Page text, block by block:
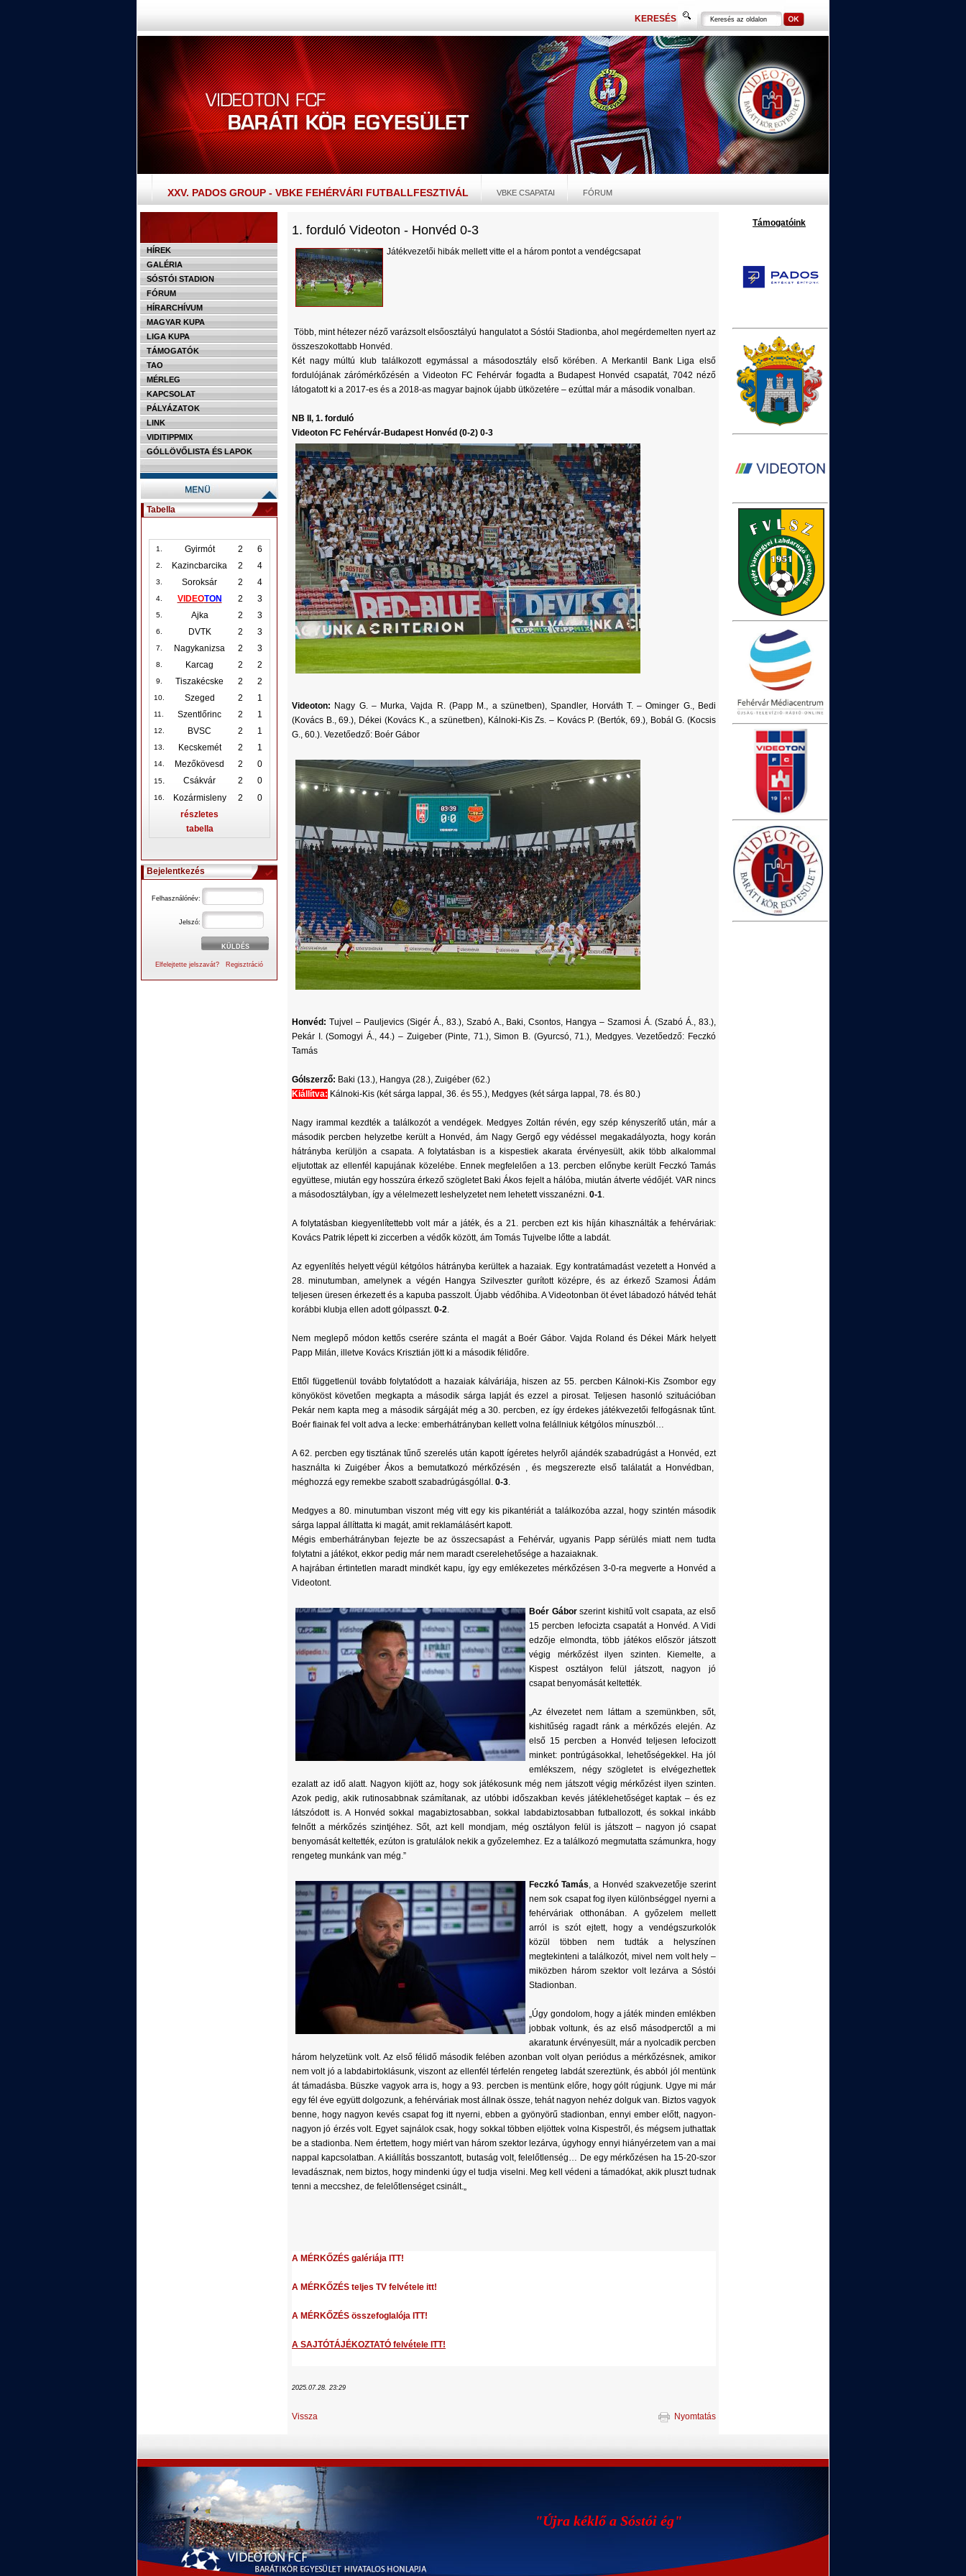
KERESÉS
XXV. PADOS GROUP - VBKE FEHÉRVÁRI FUTBALLFESZTIVÁL VBKE CSAPATAI FÓRUM
HÍREK
GALÉRIA
SÓSTÓI STADION
FÓRUM
HÍRARCHÍVUM
MAGYAR KUPA
LIGA KUPA
TÁMOGATÓK
TAO
MÉRLEG
KAPCSOLAT
PÁLYÁZATOK
LINK
VIDITIPPMIX
GÓLLÖVŐLISTA ÉS LAPOK
Tabella
1. Gyirmót 2 6
2. Kazincbarcika 2 4
3. Soroksár 2 4
4. VIDEOTON 2 3
5. Ajka 2 3
6. DVTK 2 3
7. Nagykanizsa 2 3
8. Karcag 2 2
9. Tiszakécske 2 2
10. Szeged 2 1
11. Szentlőrinc 2 1
12. BVSC 2 1
13. Kecskemét 2 1
14. Mezőkövesd 2 0
15. Csákvár 2 0
16. Kozármisleny 2
0
részletes
tabella
Bejelentkezés
Felhasználónév:
Jelszó:
Elfelejtette jelszavát? Regisztráció
1. forduló Videoton - Honvéd 0-3
Játékvezetői hibák mellett vitte el a három pontot a vendégcsapat
Több, mint hétezer néző varázsolt elsőosztályú hangulatot a Sóstói Stadionba, ahol megérdemelten nyert az
összeszokottabb Honvéd.
Két nagy múltú klub találkozott egymással a másodosztály első körében. A Merkantil Bank Liga első
fordulójának zárómérkőzésén a Videoton FC Fehérvár fogadta a Budapest Honvéd csapatát, 7042 néző
látogatott ki a 2017-es és a 2018-as magyar bajnok újabb ütközetére – ezúttal már a második vonalban.
NB II, 1. forduló
Videoton FC Fehérvár-Budapest Honvéd (0-2) 0-3
Videoton: Nagy G. – Murka, Vajda R. (Papp M., a szünetben), Spandler, Horváth T. – Ominger G., Bedi
(Kovács B., 69.), Dékei (Kovács K., a szünetben), Kálnoki-Kis Zs. – Kovács P. (Bertók, 69.), Bobál G. (Kocsis
G., 60.). Vezetőedző: Boér Gábor
Honvéd: Tujvel – Pauljevics (Sigér Á., 83.), Szabó A., Baki, Csontos, Hangya – Szamosi Á. (Szabó Á., 83.),
Pekár I. (Somogyi Á., 44.) – Zuigeber (Pinte, 71.), Simon B. (Gyurcsó, 71.), Medgyes. Vezetőedző: Feczkó
Tamás
Gólszerző: Baki (13.), Hangya (28.), Zuigéber (62.)
Kiállítva: Kálnoki-Kis (két sárga lappal, 36. és 55.), Medgyes (két sárga lappal, 78. és 80.)
Nagy irammal kezdték a találkozót a vendégek. Medgyes Zoltán révén, egy szép kényszerítő után, már a
második percben helyzetbe került a Honvéd, ám Nagy Gergő egy védéssel megakadályozta, hogy korán
hátrányba kerüljön a csapata. A folytatásban is a kispestiek akarata érvényesült, akik több alkalommal
eljutottak az ellenfél kapujának közelébe. Ennek megfelelően a 13. percben előnybe került Feczkó Tamás
együttese, miután egy hosszúra érkező szögletet Baki Ákos fejelt a hálóba, miután átverte védőjét. VAR nincs
a másodosztályban, így a vélelmezett leshelyzetet nem lehetett visszanézni. 0-1.
A folytatásban kiegyenlítettebb volt már a játék, és a 21. percben ezt kis híján kihasználták a fehérváriak:
Kovács Patrik lépett ki ziccerben a védők között, ám Tomás Tujvelbe lőtte a labdát.
Az egyenlítés helyett végül kétgólos hátrányba kerültek a hazaiak. Egy kontratámadást vezetett a Honvéd a
28. minutumban, amelynek a végén Hangya Szilveszter gurított középre, és az érkező Szamosi Ádám
teljesen üresen érkezett és a kapuba passzolt. Újabb védőhiba. A Videotonban öt évet lábadozó hátvéd tehát
korábbi klubja ellen adott gólpasszt. 0-2.
Nem meglepő módon kettős cserére szánta el magát a Boér Gábor. Vajda Roland és Dékei Márk helyett
Papp Milán, illetve Kovács Krisztián jött ki a második félidőre.
Ettől függetlenül tovább folytatódott a hazaiak kálváriája, hiszen az 55. percben Kálnoki-Kis Zsombor egy
könyököst követően megkapta a második sárga lapját és ezzel a pirosat. Teljesen hasonló szituációban
Pekár nem kapta meg a második sárgáját még a 30. percben, ez így érdekes játékvezetői felfogásnak tűnt.
Boér fiainak fel volt adva a lecke: emberhátrányban kellett volna felállniuk kétgólos mínuszból…
A 62. percben egy tisztának tűnő szerelés után kapott ígéretes helyről ajándék szabadrúgást a Honvéd, ezt
használta ki Zuigéber Ákos a bemutatkozó mérkőzésén , és megszerezte első találatát a Honvédban,
méghozzá egy remekbe szabott szabadrúgásgóllal. 0-3.
Medgyes a 80. minutumban viszont még vitt egy kis pikantériát a találkozóba azzal, hogy szintén második
sárga lappal állíttatta ki magát, amit reklamálásért kapott.
Mégis emberhátrányban fejezte be az összecsapást a Fehérvár, ugyanis Papp sérülés miatt nem tudta
folytatni a játékot, ekkor pedig már nem maradt cserelehetősége a hazaiaknak.
A hajrában értintetlen maradt mindkét kapu, így egy emlékezetes mérkőzésen 3-0-ra megverte a Honvéd a
Videotont.
Boér Gáborszerint kishitű volt csapata, az első
15 percben lefocizta csapatát a Honvéd. A Vidi
edzője elmondta, több játékos először játszott
végig mérkőzést ilyen szinten. Kiemelte, a
Kispest osztályon felül játszott, nagyon jó
csapat benyomását keltették.
„Az élvezetet nem láttam a szemünkben, sőt,
kishitűség ragadt ránk a mérkőzés elején. Az
első 15 percben a Honvéd teljesen lefocizott
minket: pontrúgásokkal, lehetőségekkel. Ha jól
emlékszem, négy szögletet is elvégezhettek
ezalatt az idő alatt. Nagyon kijött az, hogy sok játékosunk még nem játszott végig mérkőzést ilyen szinten.
Azok pedig, akik rutinosabbnak számítanak, az utóbbi időszakban kevés játéklehetőséget kaptak – és ez
látszódott is. A Honvéd sokkal magabiztosabban, sokkal labdabiztosabban futballozott, és sokkal inkább
felnőtt a mérkőzés szintjéhez. Sőt, azt kell mondjam, még osztályon felül is játszott – nagyon jó csapat
benyomását keltették, ezúton is gratulálok nekik a győzelemhez. Ez a találkozó megmutatta számunkra, hogy
rengeteg munkánk van még.”
Feczkó Tamás, a Honvéd szakvezetője szerint
nem sok csapat fog ilyen különbséggel nyerni a
fehérváriak otthonában. A győzelem mellett
arról is szót ejtett, hogy a vendégszurkolók
közül többen nem tudták a helyszínen
megtekinteni a találkozót, mivel nem volt hely –
miközben három szektor volt lezárva a Sóstói
Stadionban.
„Úgy gondolom, hogy a játék minden emlékben
jobbak voltunk, és az első másodperctől a mi
akaratunk érvényesült, már a nyolcadik percben
három helyzetünk volt. Az első félidő második felében azonban volt olyan periódus a mérkőzésnek, amikor
nem volt jó a labdabirtoklásunk, viszont az ellenfél térfelén rengeteg labdát szereztünk, és abból jól mentünk
át támadásba. Büszke vagyok arra is, hogy a 93. percben is mentünk előre, hogy gólt rúgjunk. Ugye mi már
egy fél éve együtt dolgozunk, a fehérváriak most állnak össze, tehát nagyon nehéz dolguk van. Biztos vagyok
benne, hogy nagyon kevés csapat fog itt nyerni, ebben a gyönyörű stadionban, ennyi ember előtt, nagyon-
nagyon jó érzés volt. Egyet sajnálok csak, hogy sokkal többen eljöttek volna Kispestről, és mégsem juthattak
be a stadionba. Nem értettem, hogy miért van három szektor lezárva, úgyhogy ennyi hiányérzetem van a mai
nappal kapcsolatban. A kiállítás bosszantott, butaság volt, felelőtlenség… De egy mérkőzésen ha 15-20-szor
levadásznak, nem biztos, hogy mindenki úgy el tudja viselni. Meg kell védeni a támadókat, akik pluszt tudnak
tenni a meccshez, de felelőtlenséget csinált.„
A MÉRKŐZÉS galériája ITT!
A MÉRKŐZÉS teljes TV felvétele itt!
A MÉRKŐZÉS összefoglalója ITT!
A SAJTÓTÁJÉKOZTATÓ felvétele ITT!
2025.07.28. 23:29
Vissza Nyomtatás
Támogatóink
"Újra kéklő a Sóstói ég"